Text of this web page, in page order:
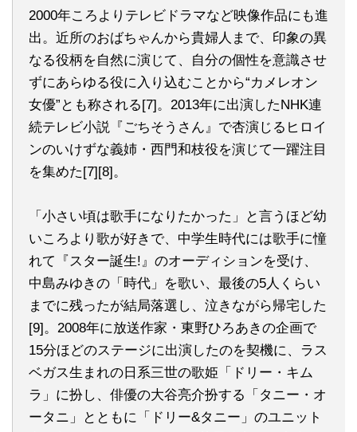
2000年ころよりテレビドラマなど映像作品にも進
出。近所のおばちゃんから貴婦人まで、印象の異
なる役柄を自然に演じて、自分の個性を意識させ
ずにあらゆる役に入り込むことから“カメレオン
女優”とも称される[7]。2013年に出演したNHK連
続テレビ小説『ごちそうさん』で杏演じるヒロイ
ンのいけずな義姉・西門和枝役を演じて一躍注目
を集めた[7][8]。
「小さい頃は歌手になりたかった」と言うほど幼
いころより歌が好きで、中学生時代には歌手に憧
れて『スター誕生!』のオーディションを受け、
中島みゆきの「時代」を歌い、最後の5人くらい
までに残ったが結局落選し、泣きながら帰宅した
[9]。2008年に放送作家・東野ひろあきの企画で
15分ほどのステージに出演したのを契機に、ラス
ベガス生まれの日系三世の歌姫「ドリー・キム
ラ」に扮し、俳優の大谷亮介扮する「タニー・オ
ータニ」とともに「ドリー&タニー」のユニット